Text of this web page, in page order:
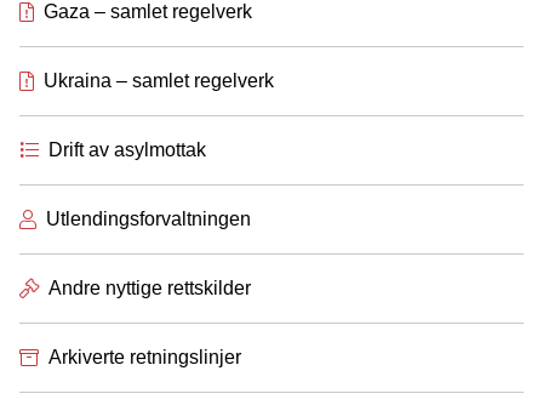
Gaza – samlet regelverk
Ukraina – samlet regelverk
Drift av asylmottak
Utlendingsforvaltningen
Andre nyttige rettskilder
Arkiverte retningslinjer